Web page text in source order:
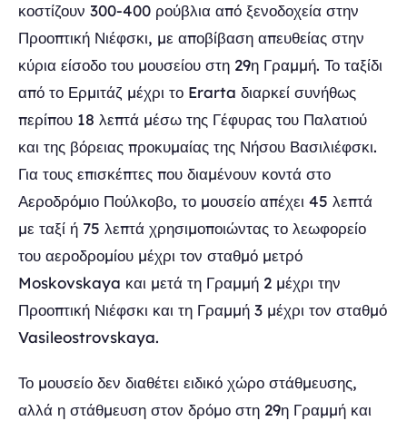
κοστίζουν 300-400 ρούβλια από ξενοδοχεία στην
Προοπτική Νιέφσκι, με αποβίβαση απευθείας στην
κύρια είσοδο του μουσείου στη 29η Γραμμή. Το ταξίδι
από το Ερμιτάζ μέχρι το Erarta διαρκεί συνήθως
περίπου 18 λεπτά μέσω της Γέφυρας του Παλατιού
και της βόρειας προκυμαίας της Νήσου Βασιλιέφσκι.
Για τους επισκέπτες που διαμένουν κοντά στο
Αεροδρόμιο Πούλκοβο, το μουσείο απέχει 45 λεπτά
με ταξί ή 75 λεπτά χρησιμοποιώντας το λεωφορείο
του αεροδρομίου μέχρι τον σταθμό μετρό
Moskovskaya και μετά τη Γραμμή 2 μέχρι την
Προοπτική Νιέφσκι και τη Γραμμή 3 μέχρι τον σταθμό
Vasileostrovskaya.
Το μουσείο δεν διαθέτει ειδικό χώρο στάθμευσης,
αλλά η στάθμευση στον δρόμο στη 29η Γραμμή και